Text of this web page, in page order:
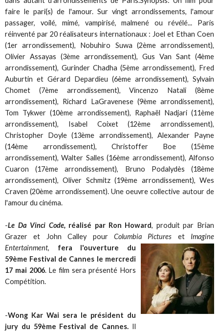
faire le pari(s) de l'amour. Sur vingt arrondissements, l'amour
passager, voilé, mimé, vampirisé, malmené ou révélé... Paris
réinventé par 20 réalisateurs internationaux : Joel et Ethan Coen
(1er arrondissement), Nobuhiro Suwa (2ème arrondissement),
Olivier Assayas (3ème arrondissement), Gus Van Sant (4ème
arrondissement), Gurinder Chadha (5ème arrondissement), Fred
Auburtin et Gérard Depardieu (6ème arrondissement), Sylvain
Chomet (7ème arrondissement), Vincenzo Natali (8ème
arrondissement), Richard LaGravenese (9ème arrondissement),
Tom Tykwer (10ème arrondissement), Raphaël Nadjari (11ème
arrondissement), Isabel Coixet (12ème arrondissement),
Christopher Doyle (13ème arrondissement), Alexander Payne
(14ème arrondissement), Christoffer Boe (15ème
arrondissement), Walter Salles (16ème arrondissement), Alfonso
Cuaron (17ème arrondissement), Bruno Podalydès (18ème
arrondissement), Oliver Schmitz (19ème arrondissement), Wes
Craven (20ème arrondissement). Une oeuvre collective autour de
l'amour du cinéma.
-Le Da Vinci Code,réalisé par Ron Howard, produit par Brian
Grazer et John Calley pour Columbia Pictures et Imagine
Entertainment, fera l'ouverture du
59ème Festival de Cannes le mercredi
17 mai 2006. Le film sera présenté Hors
Compétition.
-Wong Kar Wai sera le président du
jury du 59ème Festival de Cannes.Il